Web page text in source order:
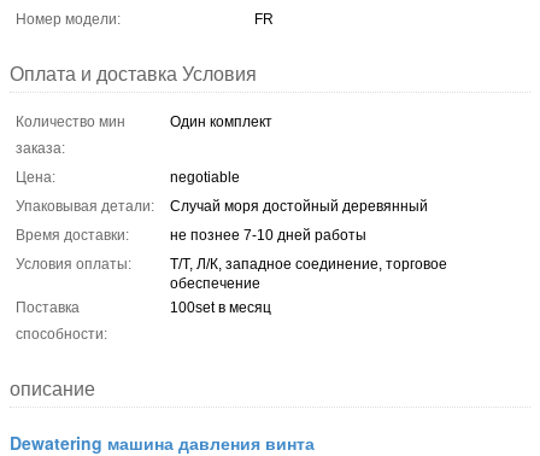
Номер модели:
FR
Оплата и доставка Условия
Количество мин
заказа:
Один комплект
Цена:
negotiable
Упаковывая детали:
Случай моря достойный деревянный
Время доставки:
не познее 7-10 дней работы
Условия оплаты:
Т/Т, Л/К, западное соединение, торговое
обеспечение
Поставка
способности:
100set в месяц
описание
Dewatering машина давления винта